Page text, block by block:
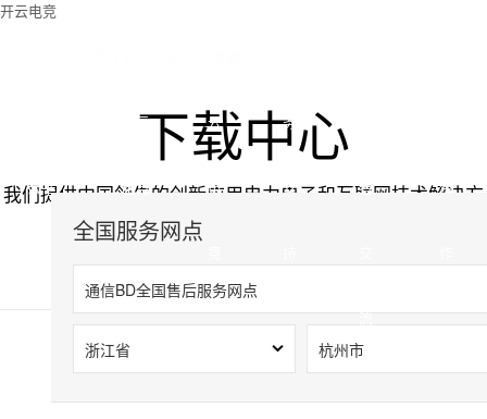
开云电竞
云平
开云
电竞
云
电
务
支 者
流
合
全国服务网点
通信BD全国售后服务网点
下载中心
我们提供中国领先的创新应用电力电子和互联网技术解决方